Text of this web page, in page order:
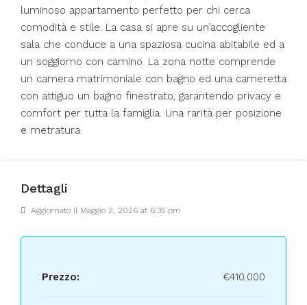
luminoso appartamento perfetto per chi cerca
comodità e stile. La casa si apre su un’accogliente
sala che conduce a una spaziosa cucina abitabile ed a
un soggiorno con camino. La zona notte comprende
un camera matrimoniale con bagno ed una cameretta
con attiguo un bagno finestrato, garantendo privacy e
comfort per tutta la famiglia. Una rarità per posizione
e metratura.
Dettagli
Aggiornato il Maggio 2, 2026 at 6:35 pm
Prezzo: €410.000